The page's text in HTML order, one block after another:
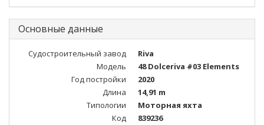
Основные данные
Судостроительный завод
Riva
Модель
48 Dolceriva #03 Elements
Год постройки
2020
Длина
14,91 m
Типологии
Моторная яхта
Код
839236